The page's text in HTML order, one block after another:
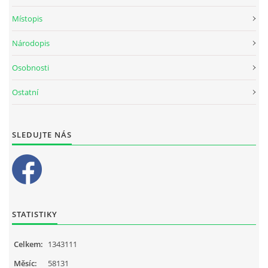
Místopis
Národopis
Osobnosti
Ostatní
SLEDUJTE NÁS
STATISTIKY
Celkem: 1343111
Měsíc:
58131